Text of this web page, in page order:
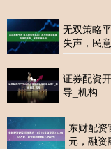
无双策略
失声，民
证券配资
导_机构
东财配
元，融